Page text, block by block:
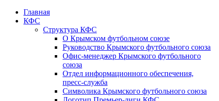
Главная
КФС
Структура КФС
О Крымском футбольном союзе
Руководство Крымского футбольного союза
Офис-менеджер Крымского футбольного
союза
Отдел информационного обеспечения,
пресс-служба
Символика Крымского футбольного союза